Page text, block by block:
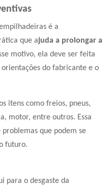
é a
que ajuda a prolongar a
motivo, ela deve ser feita
do fabricante e o
itens como freios, pneus,
motor, entre outros. Essa
que podem se
futuro.
para o desgaste da